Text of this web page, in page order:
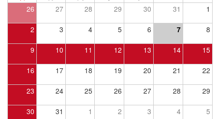
26 27 28 29 30 31 1
2 3 4 5 6 7 8
9 10 11 12 13 14 15
16 17 18 19 20 21 22
23 24 25 26 27 28 29
30 31 1 2 3 4 5